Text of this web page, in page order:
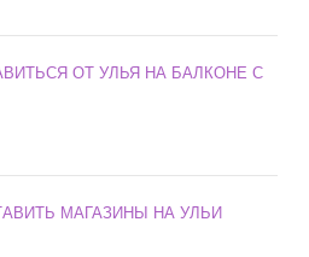
ОТ УЛЬЯ НА БАЛКОНЕ С
МАГАЗИНЫ НА УЛЬИ